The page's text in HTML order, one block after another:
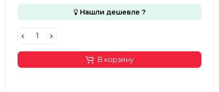
Нашли дешевле ?
В корзину